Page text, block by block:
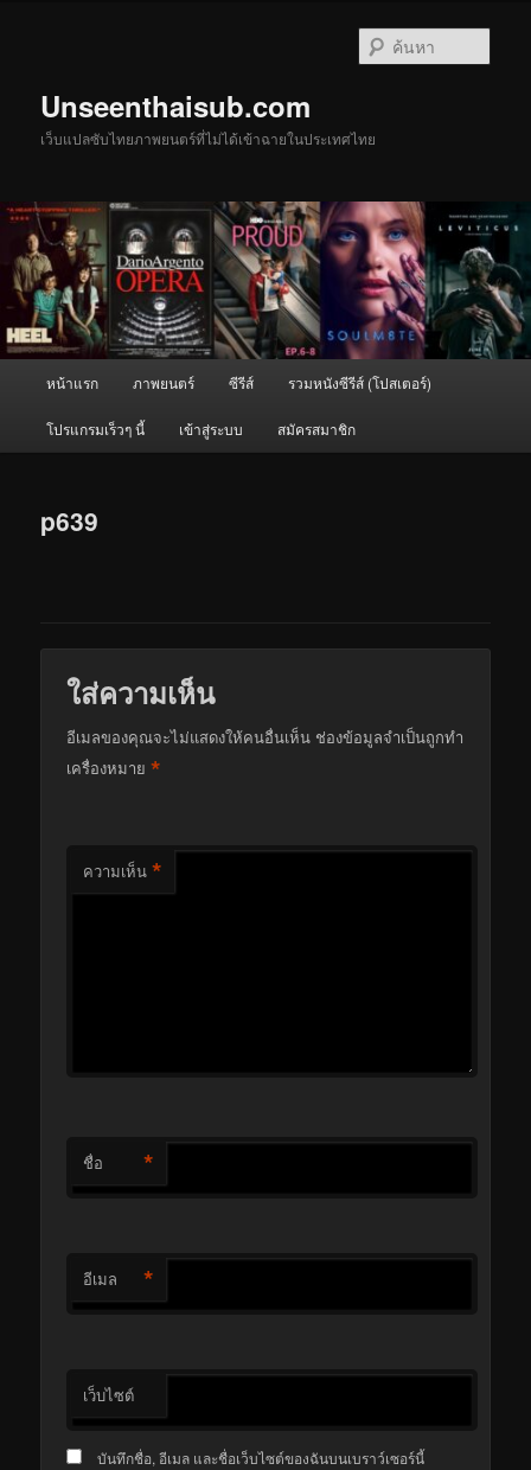
Unseenthaisub.com
เว็บแปลซับไทยภาพยนตร์ที่ไม่ได้เข้าฉายในประเทศไทย
หน้าแรก ภาพยนตร์ ซีรีส์ รวมหนังซีรีส์ (โปสเตอร์)
โปรแกรมเร็วๆ นี้ เข้าสู่ระบบ สมัครสมาชิก
p639
ใส่ความเห็น
อีเมลของคุณจะไม่แสดงให้คนอื่นเห็น ช่องข้อมูลจำเป็นถูกทำ
เครื่องหมาย*
ความเห็น *
ชื่อ *
อีเมล *
เว็บไซต์
บันทึกชื่อ, อีเมล และชื่อเว็บไซต์ของฉันบนเบราว์เซอร์นี้